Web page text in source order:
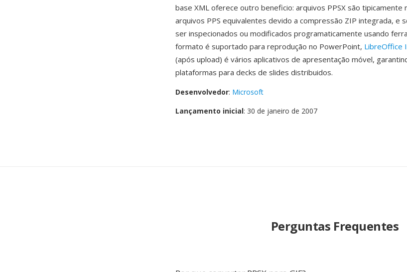
base XML oferece outro beneficio: arquivos PPSX são tipicamente
arquivos PPS equivalentes devido a compressão ZIP integrada, e
ser inspecionados ou modificados programaticamente usando
formato é suportado para reprodução no PowerPoint, LibreOffice
(após upload) é vários aplicativos de apresentação móvel,
plataformas para decks de slides distribuidos.
Desenvolvedor: Microsoft
Lançamento inicial: 30 de janeiro de 2007
Perguntas Frequentes